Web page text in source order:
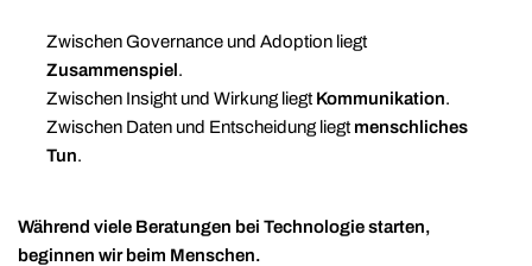
Zwischen Governance und Adoption liegt
Zusammenspiel.
Zwischen Insight und Wirkung liegt Kommunikation.
Zwischen Daten und Entscheidung liegt menschliches
Tun.
Während viele Beratungen bei Technologie starten,
beginnen wir beim Menschen.